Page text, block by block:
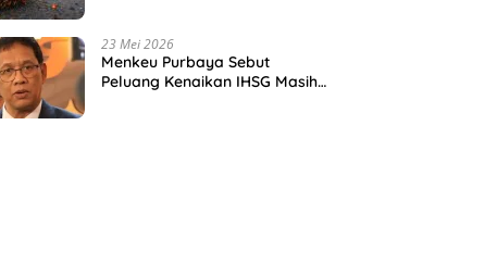
23 Mei 2026
Menkeu Purbaya Sebut
Peluang Kenaikan IHSG Masih